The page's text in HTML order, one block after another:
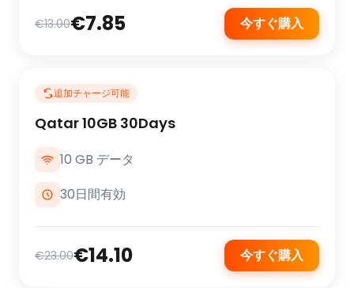
€13.00€7.85 今すぐ購入
追加チャージ可能
Qatar 10GB 30Days
10 GB データ
30日間有効
€23.00€14.10 今すぐ購入